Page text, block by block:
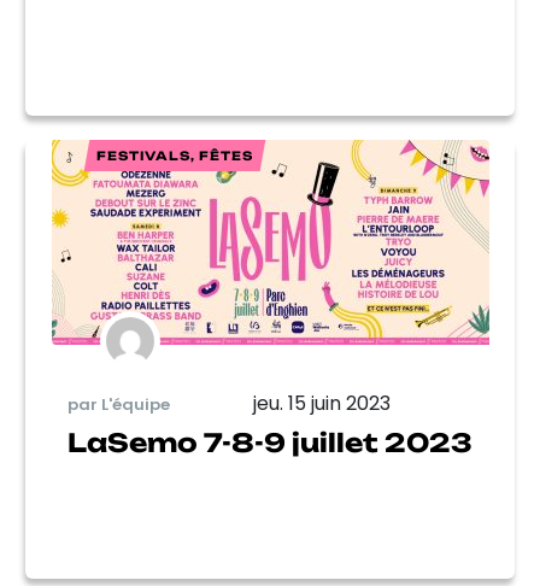
FESTIVALS, FÊTES
par L'équipe jeu. 15 juin 2023
LaSemo 7-8-9 juillet 2023